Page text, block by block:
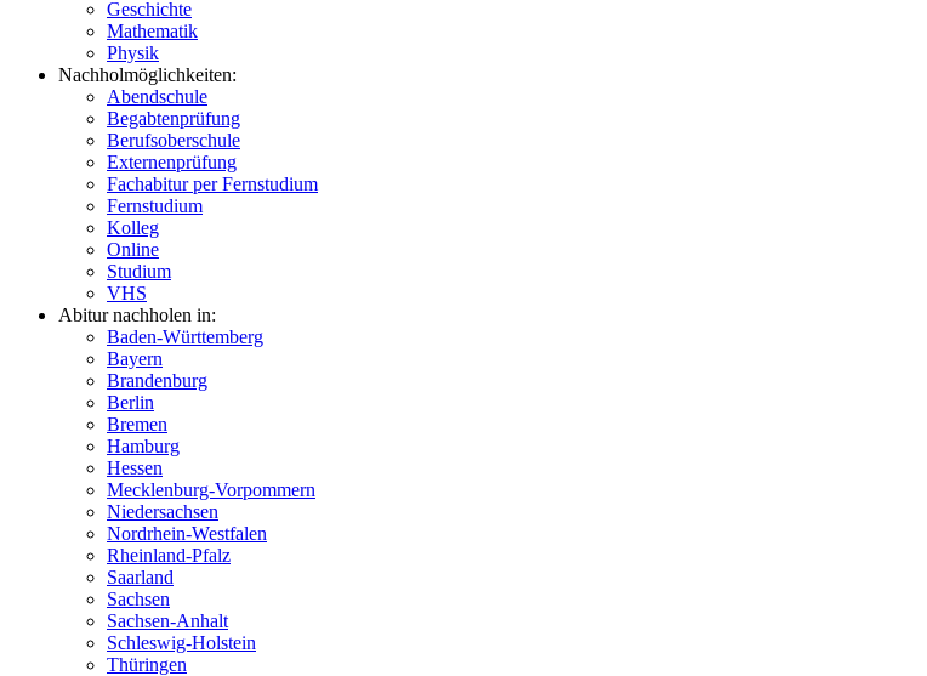
Geschichte
Mathematik
Physik
Nachholmöglichkeiten:
Abendschule
Begabtenprüfung
Berufsoberschule
Externenprüfung
Fachabitur per Fernstudium
Fernstudium
Kolleg
Online
Studium
VHS
Abitur nachholen in:
Baden-Württemberg
Bayern
Brandenburg
Berlin
Bremen
Hamburg
Hessen
Mecklenburg-Vorpommern
Niedersachsen
Nordrhein-Westfalen
Rheinland-Pfalz
Saarland
Sachsen
Sachsen-Anhalt
Schleswig-Holstein
Thüringen